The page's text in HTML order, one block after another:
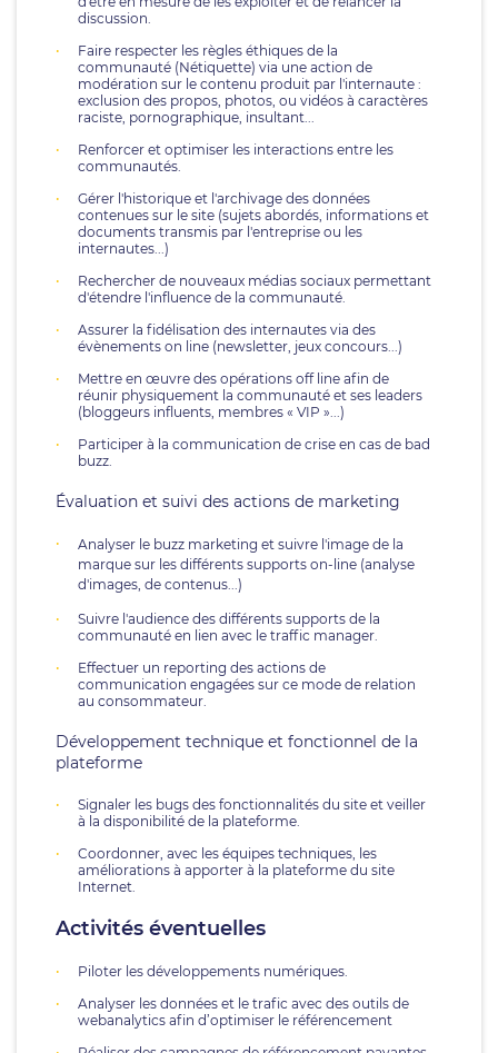
discussion.
Faire respecter les règles éthiques de la
communauté (Nétiquette) via une action de
modération sur le contenu produit par l'internaute :
exclusion des propos, photos, ou vidéos à caractères
raciste, pornographique, insultant...
Renforcer et optimiser les interactions entre les
communautés.
Gérer l'historique et l'archivage des données
contenues sur le site (sujets abordés, informations et
documents transmis par l'entreprise ou les
internautes...)
Rechercher de nouveaux médias sociaux permettant
d'étendre l'influence de la communauté.
Assurer la fidélisation des internautes via des
évènements on line (newsletter, jeux concours...)
Mettre en œuvre des opérations off line afin de
réunir physiquement la communauté et ses leaders
(bloggeurs influents, membres « VIP »...)
Participer à la communication de crise en cas de bad
buzz.
Évaluation et suivi des actions de marketing
Analyser le buzz marketing et suivre l'image de la
marque sur les différents supports on-line (analyse
d'images, de contenus...)
Suivre l'audience des différents supports de la
communauté en lien avec le traffic manager.
Effectuer un reporting des actions de
communication engagées sur ce mode de relation
au consommateur.
Développement technique et fonctionnel de la
plateforme
Signaler les bugs des fonctionnalités du site et veiller
à la disponibilité de la plateforme.
Coordonner, avec les équipes techniques, les
améliorations à apporter à la plateforme du site
Internet.
Activités éventuelles
Piloter les développements numériques.
Analyser les données et le trafic avec des outils de
webanalytics afin d’optimiser le référencement